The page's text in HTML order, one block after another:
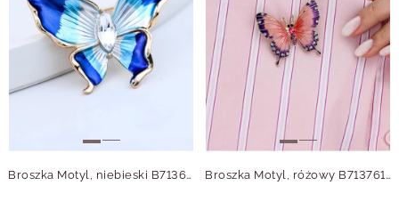
Broszka Motyl, niebieski B713694Z00 Broszka Motyl, różowy B713761Z00